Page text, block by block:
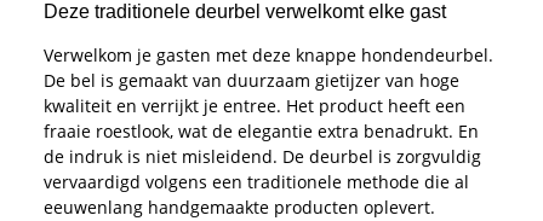
Deze traditionele deurbel verwelkomt elke gast
Verwelkom je gasten met deze knappe hondendeurbel.
De bel is gemaakt van duurzaam gietijzer van hoge
kwaliteit en verrijkt je entree. Het product heeft een
fraaie roestlook, wat de elegantie extra benadrukt. En
de indruk is niet misleidend. De deurbel is zorgvuldig
vervaardigd volgens een traditionele methode die al
eeuwenlang handgemaakte producten oplevert.